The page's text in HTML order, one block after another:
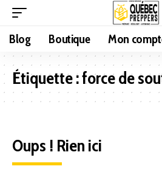
Blog Boutique Mon
Étiquette :force de
Oups ! Rien ici